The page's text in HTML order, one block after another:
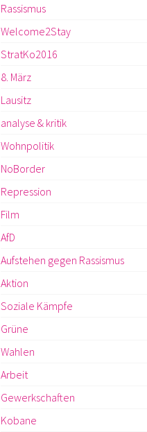
Rassismus
Welcome2Stay
StratKo2016
8. März
Lausitz
analyse & kritik
Wohnpolitik
NoBorder
Repression
Film
AfD
Aufstehen gegen Rassismus
Aktion
Soziale Kämpfe
Grüne
Wahlen
Arbeit
Gewerkschaften
Kobane